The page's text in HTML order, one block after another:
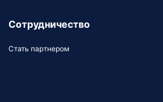
Сотрудничество
Стать партнером